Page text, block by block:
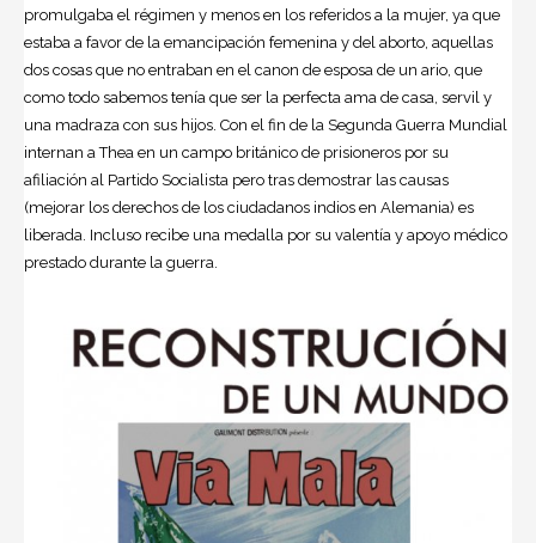
promulgaba el régimen y menos en los referidos a la mujer, ya que
estaba a favor de la emancipación femenina y del aborto , aquellas
dos cosas que no entraban en el canon de esposa de un ario, que
como todo sabemos tenía que ser la perfecta ama de casa, servil y
una madraza con sus hijos. Con el fin de la Segunda Guerra Mundial
internan a Thea en un campo británico de prisioneros por su
afiliación al Partido Socialista pero tras demostrar las causas
(mejorar los derechos de los ciudadanos indios en Alemania) es
liberada. Incluso recibe una medalla por su valentía y apoyo médico
prestado durante la guerra.